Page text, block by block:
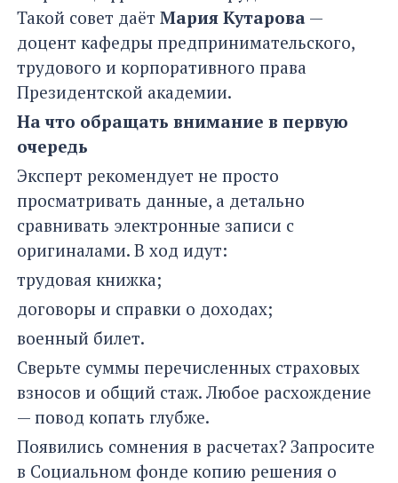
Такой совет даёт Мария Кутарова —
доцент кафедры предпринимательского,
трудового и корпоративного права
Президентской академии.
На что обращать внимание в первую
очередь
Эксперт рекомендует не просто
просматривать данные, а детально
сравнивать электронные записи с
оригиналами. В ход идут:
трудовая книжка;
договоры и справки о доходах;
военный билет.
Сверьте суммы перечисленных страховых
взносов и общий стаж. Любое расхождение
— повод копать глубже.
Появились сомнения в расчетах? Запросите
в Социальном фонде копию решения о